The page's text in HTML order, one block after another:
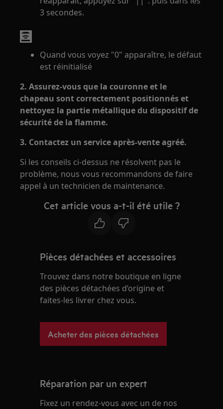
3 secondes.
Quand vous voyez "0" apparaître, le défaut
est réinitialisé
2. Assurez-vous que la couronne et le
chapeau sont correctement positionnés et
nettoyez la partie métallique du dispositif de
sécurité de la flamme.
3. Contactez un service après-vente agréé.
Si les conseils ci-dessus ne résolvent pas le
problème, nous vous recommandons de faire
appel à un technicien de maintenance.
Cet article vous a-t-il été utile ?
Pièces détachées et accessoires
Trouvez dans notre boutique en ligne
des pièces détachées d’origine et
faites-les livrer chez vous.
Acheter des pièces détachées
Réparation par un expert
Fixez un rendez-vous avec un de nos